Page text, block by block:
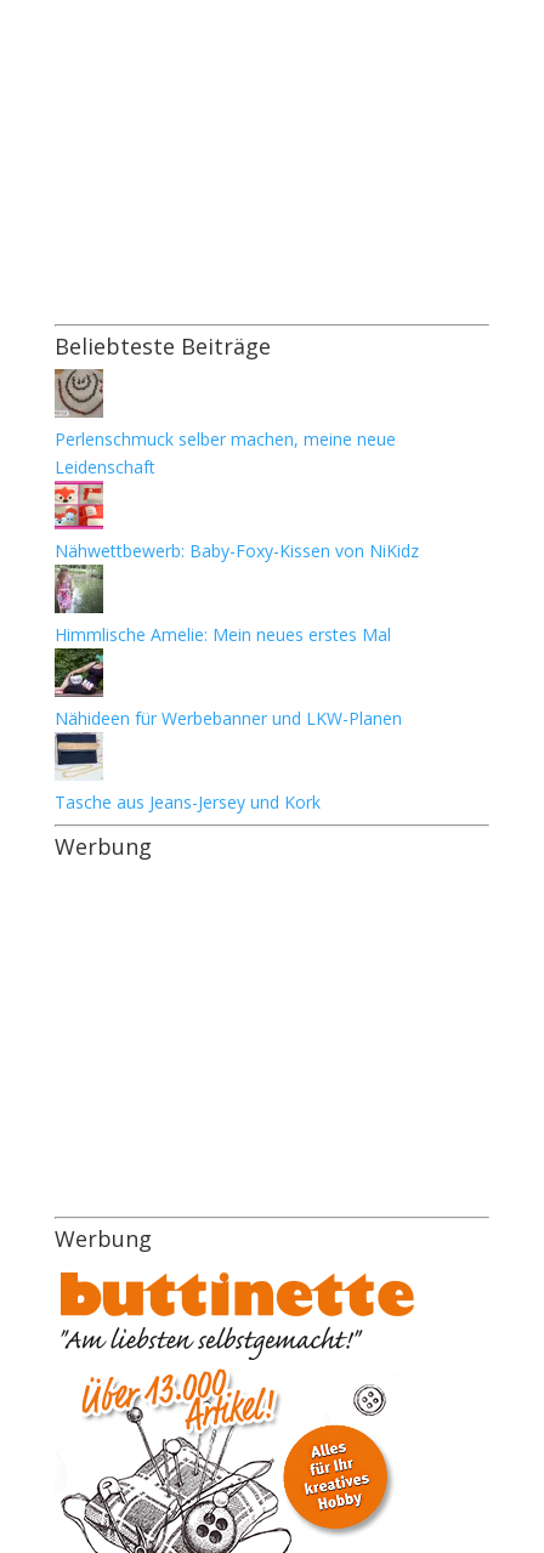
Beliebteste Beiträge
Perlenschmuck selber machen, meine neue
Leidenschaft
Nähwettbewerb: Baby-Foxy-Kissen von NiKidz
Himmlische Amelie: Mein neues erstes Mal
Nähideen für Werbebanner und LKW-Planen
Tasche aus Jeans-Jersey und Kork
Werbung
Werbung